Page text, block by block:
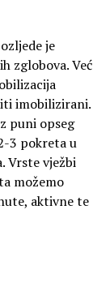
je
zglobova. Već
imobilizirani.
puni opseg
3 pokreta u
Vrste vježbi
možemo
aktivne te